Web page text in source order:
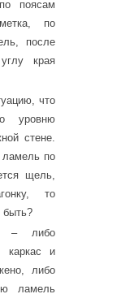
поясам
по
после
края
что
уровню
стене.
по
щель,
то
быть?
– либо
каркас и
либо
ламель